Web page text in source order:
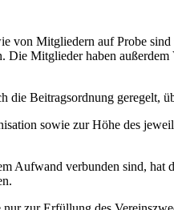
von Mitgliedern auf Probe
Mitglieder haben
Beitragsordnung geregelt,
sowie zur Höhe des
Aufwand verbunden sind, hat